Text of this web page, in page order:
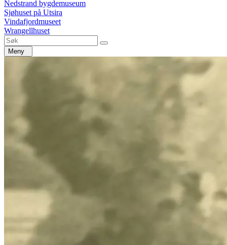
Nedstrand bygdemuseum
Sjøhuset på Utsira
Vindafjordmuseet
Wrangellhuset
Meny